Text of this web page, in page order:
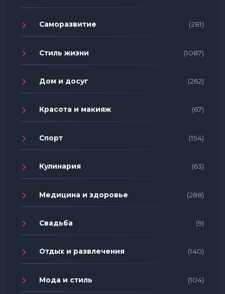
Саморазвитие (281)
Стиль жизни (1087)
Дом и досуг (262)
Красота и макияж (67)
Спорт (154)
Кулинария (63)
Медицина и здоровье (288)
Свадьба (9)
Отдых и развлечения (140)
Мода и стиль (104)